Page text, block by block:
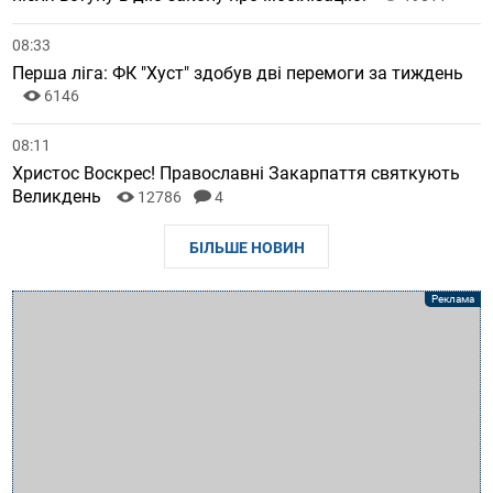
08:33
Перша ліга: ФК "Хуст" здобув дві перемоги за тиждень
6146
08:11
Христос Воскрес! Православні Закарпаття святкують
Великдень
12786 4
БІЛЬШЕ НОВИН